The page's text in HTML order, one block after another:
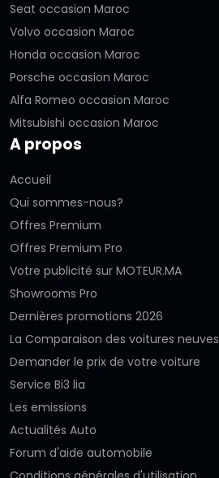
Seat occasion Maroc
Volvo occasion Maroc
Honda occasion Maroc
Porsche occasion Maroc
Alfa Romeo occasion Maroc
Mitsubishi occasion Maroc
A propos
Accueil
Qui sommes-nous?
Offres Premium
Offres Premium Pro
Votre publicité sur MOTEUR.MA
Showrooms Pro
Dernières promotions 2026
La Comparaison des voitures neuves
Demander le prix de votre voiture
Service Bi3 lia
Les emissions
Actualités Auto
Forum d'aide automobile